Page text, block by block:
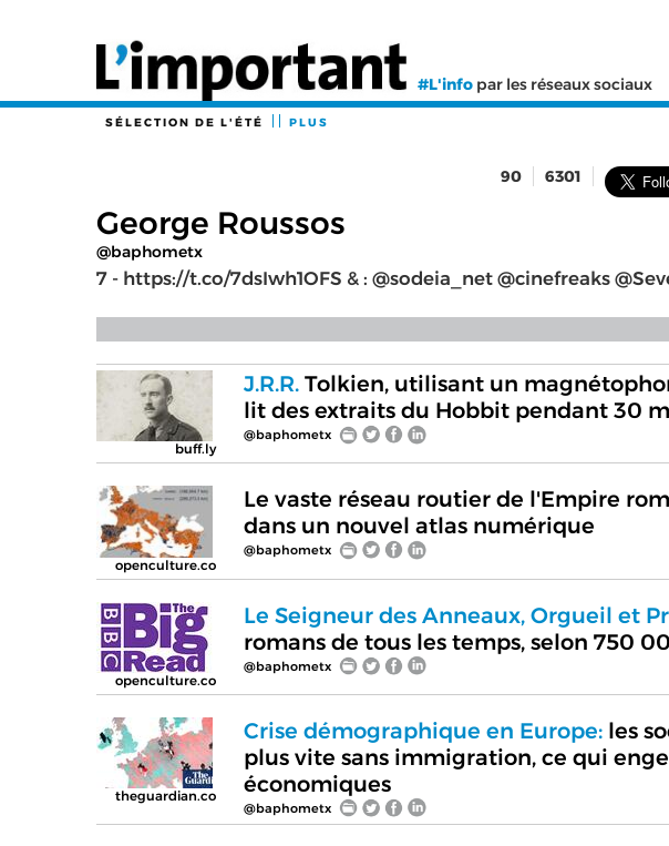
#L'info par les réseaux sociaux
SÉLECTION DE L'ÉTÉ PLUS
90 6301
George Roussos
@baphometx
7 - https://t.co/7dsIwh1OFS & : @sodeia_net @cinefreaks
buff.ly
J.R.R.Tolkien, utilisant un
lit des extraits du Hobbit pendant 30
@baphometx
openculture.co
Le vaste réseau routier de l'Empire
dans un nouvel atlas numérique
@baphometx
openculture.co
Le Seigneur des Anneaux, Orgueil et
romans de tous les temps, selon 750
@baphometx
theguardian.co
Crise démographique en Europe:les
plus vite sans immigration, ce qui
économiques
@baphometx